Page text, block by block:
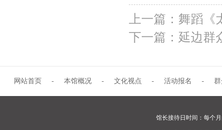
上一篇： 舞蹈《
下一篇： 延边群
网站首页 - 本馆概况 - 文化视点 - 活动报名 -
馆长接待日时间：每个